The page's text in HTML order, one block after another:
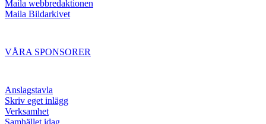
Maila webbredaktionen
Maila Bildarkivet
VÅRA SPONSORER
Anslagstavla
Skriv eget inlägg
Verksamhet
Samhället idag